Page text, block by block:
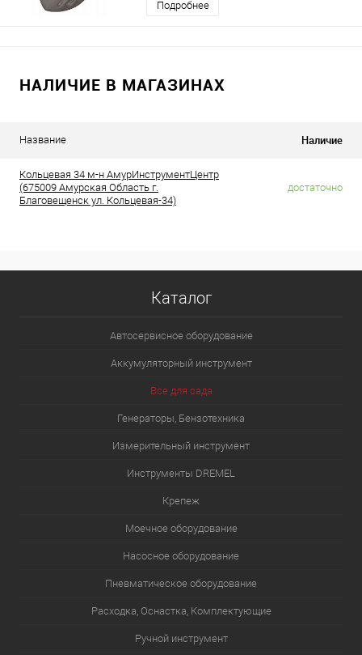
Подробнее
НАЛИЧИЕ В МАГАЗИНАХ
Название Наличие
Кольцевая 34 м-н АмурИнструментЦентр
(675009 Амурская Область г.
Благовещенск ул. Кольцевая-34)
достаточно
Каталог
Автосервисное оборудование
Аккумуляторный инструмент
Все для сада
Генераторы, Бензотехника
Измерительный инструмент
Инструменты DREMEL
Крепеж
Моечное оборудование
Насосное оборудование
Пневматическое оборудование
Расходка, Оснастка, Комплектующие
Ручной инструмент